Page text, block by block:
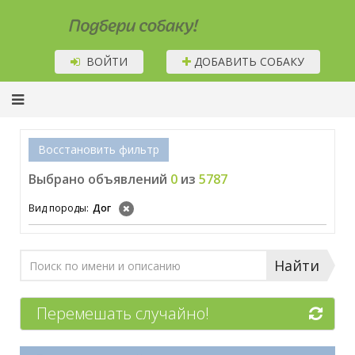
Подбери собаку!
ВОЙТИ ДОБАВИТЬ СОБАКУ
Восстановить фильтр
Выбрано объявлений 0 из 5787
Вид породы: Дог
Найти
Перемешать случайно!